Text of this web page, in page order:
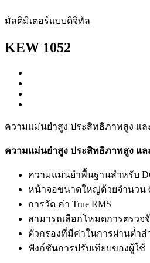
มัลติมิเตอร์แบบดิจิทัล
KEW 1052
ความแม่นยำสูง ประสิทธิภาพสูง แล
ความแม่นยำสูง ประสิทธิภาพสูง แล
ความแม่นยำพื้นฐานสำหรับ
หน้าจอขนาดใหญ่ด้วยจำนวน
การวัด ค่า True RMS
สามารถเลือกโหมดการตรวจ
ตัวกรองที่มีค่าในการผ่านต่ำ
ฟังก์ชันการปรับเทียบของผู้ใช้